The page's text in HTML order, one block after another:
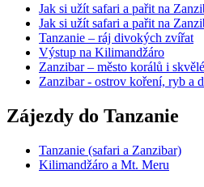
Jak si užít safari a pařit na
Jak si užít safari a pařit na
Tanzanie – ráj divokých zvířat
Výstup na Kilimandžáro
Zanzibar – město korálů i
Zanzibar - ostrov koření, ryb a
Zájezdy do Tanzanie
Tanzanie (safari a Zanzibar)
Kilimandžáro a Mt. Meru